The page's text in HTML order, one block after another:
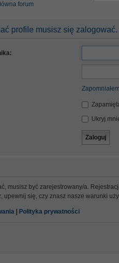
forum
profile musisz się zalogować.
Ukryj
musisz być zarejestrowany/a.
upewnij się, czy znasz nasze warunki
Polityka prywatności